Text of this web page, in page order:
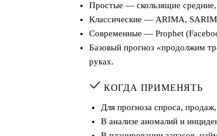
Простые — скользящие средние,
Классические — ARIMA,
Современные — Prophet
Базовый прогноз «продолжим
руках.
КОГДА ПРИМЕНЯТЬ
Для прогноза спроса,
В анализе аномалий и